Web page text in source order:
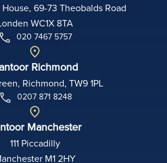
69-73 Theobalds Road
WC1X 8TA
020 7467 5757
Richmond
Richmond, TW9 1PL
0207 871 8248
Manchester
111 Piccadilly
M1 2HY